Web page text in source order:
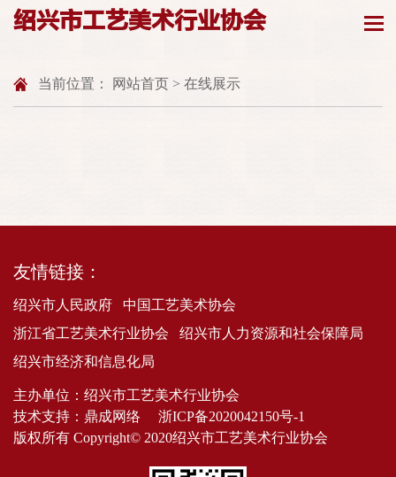
绍兴市工艺美术行业协会
当前位置： 网站首页 > 在线展示
友情链接：
绍兴市人民政府
中国工艺美术协会
浙江省工艺美术行业协会
绍兴市人力资源和社会保障局
绍兴市经济和信息化局
主办单位：绍兴市工艺美术行业协会
技术支持： 鼎成网络
浙ICP备2020042150号-1
版权所有 Copyright© 2020绍兴市工艺美术行业协会